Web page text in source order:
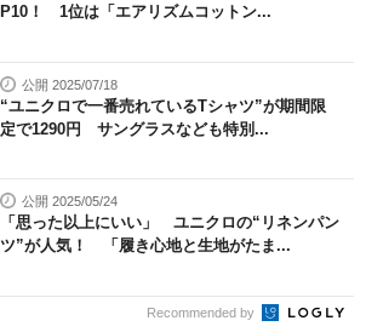
P10！ 1位は「エアリズムコットン...
公開 2025/07/18
“ユニクロで一番売れているTシャツ”が期間限
定で1290円 サングラスなども特別...
公開 2025/05/24
「思った以上にいい」 ユニクロの“リネンパン
ツ”が人気！ 「履き心地と生地がたま...
Recommended by